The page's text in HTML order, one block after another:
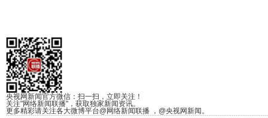
央视网新闻官方微信：扫一扫，立即关注！
关注"网络新闻联播"，获取独家新闻资讯。
更多精彩请关注各大微博平台@网络新闻联播 ，@央视网新闻。